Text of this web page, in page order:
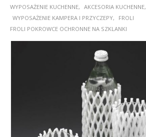
WYPOSAŻENIE KUCHENNE, AKCESORIA KUCHENNE,
WYPOSAŻENIE KAMPERA I PRZYCZEPY,
FROLI
FROLI POKROWCE OCHRONNE NA SZKLANKI